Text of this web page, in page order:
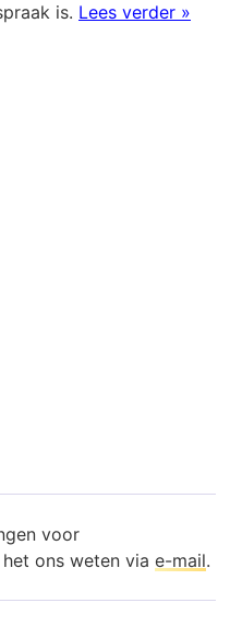
is. Lees verder »
voor
ons weten via e-mail.